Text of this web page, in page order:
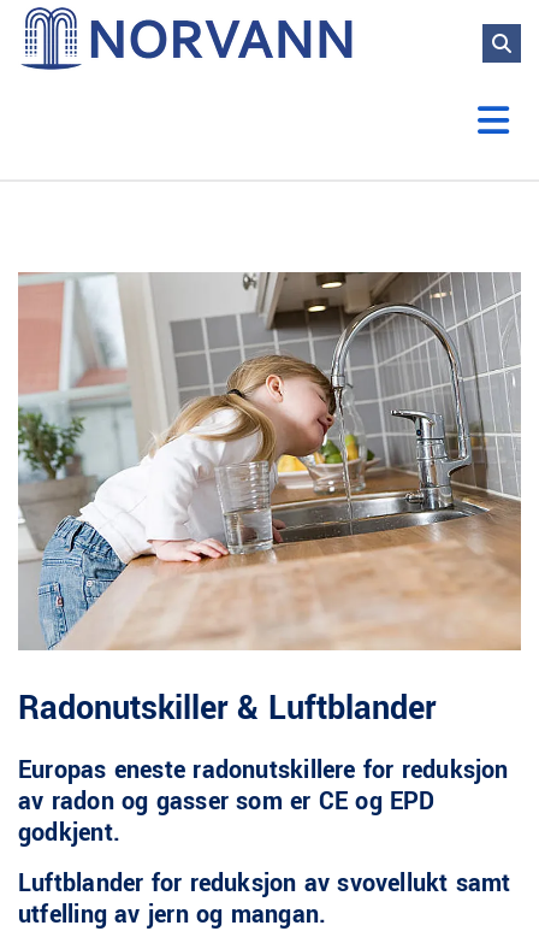
Radonutskiller & Luftblander
Europas eneste radonutskillere for reduksjon
av radon og gasser som er CE og EPD
godkjent.
Luftblander for reduksjon av svovellukt samt
utfelling av jern og mangan.